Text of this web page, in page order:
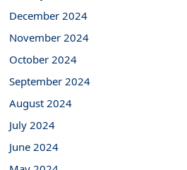
December 2024
November 2024
October 2024
September 2024
August 2024
July 2024
June 2024